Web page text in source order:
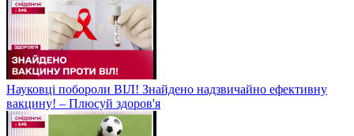
Науковці побороли ВІЛ! Знайдено надзвичайно ефективну
вакцину! – Плюсуй здоров'я